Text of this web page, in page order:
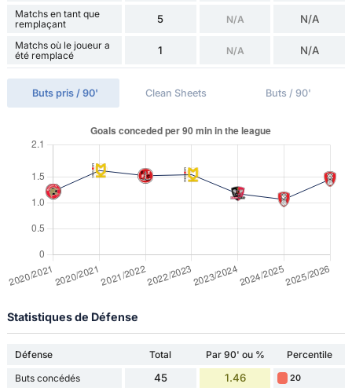
Matchs en tant que
remplaçant
5 N/A N/A
Matchs où le joueur a
été remplacé
1 N/A N/A
Buts pris / 90' Clean Sheets Buts / 90'
Statistiques de Défense
Défense Total Par 90' ou %
Percentile
Buts concédés
45 1.46 20